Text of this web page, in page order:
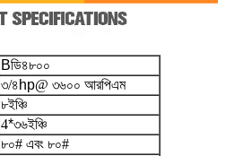
Bডি৪৮০০
৩/৪hp@ ৩৬০০ আরপিএম
৮ইঞ্চি
4*৩৬ইঞ্চি
৮০# এবং ৮০#